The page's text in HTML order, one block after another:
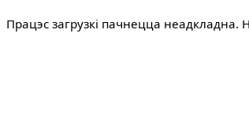
Працэс загрузкі пачнецца неадкладна.